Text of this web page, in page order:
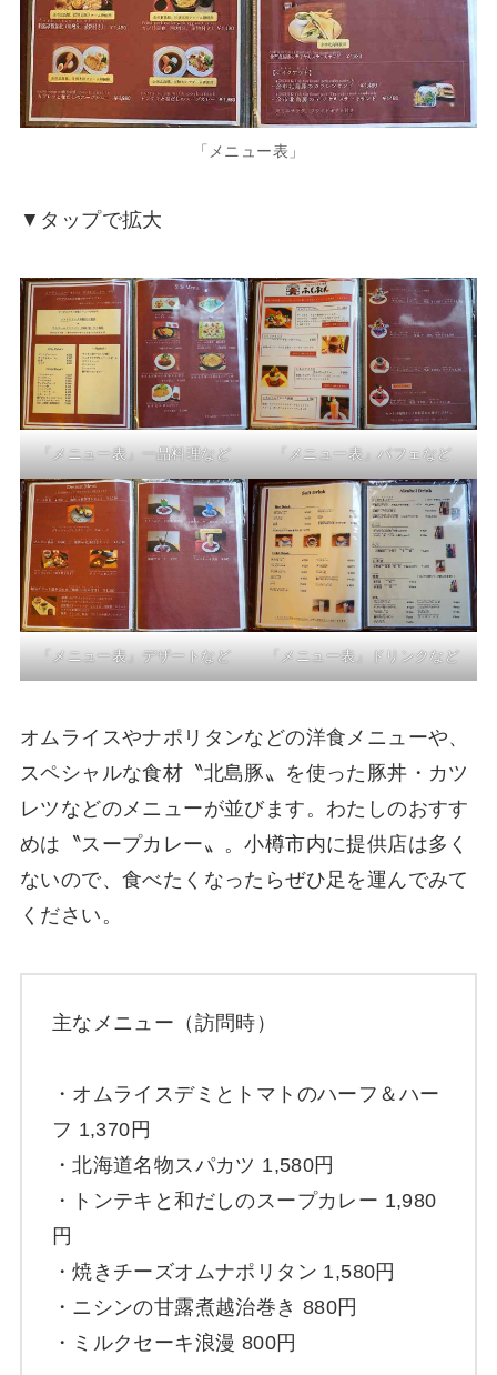
「メニュー表」
▼タップで拡大
「メニュー表」一品料理など 「メニュー表」パフェなど
「メニュー表」デザートなど 「メニュー表」ドリンクなど
オムライスやナポリタンなどの洋食メニューや、
スペシャルな食材〝北島豚〟を使った豚丼・カツ
レツなどのメニューが並びます。わたしのおすす
めは〝スープカレー〟。小樽市内に提供店は多く
ないので、食べたくなったらぜひ足を運んでみて
ください。
主なメニュー（訪問時）
・オムライスデミとトマトのハーフ＆ハー
フ 1,370円
・北海道名物スパカツ 1,580円
・トンテキと和だしのスープカレー 1,980
円
・焼きチーズオムナポリタン 1,580円
・ニシンの甘露煮越治巻き 880円
・ミルクセーキ浪漫 800円